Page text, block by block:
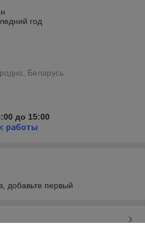
год
Беларусь
до 15:00
работы
добавьте первый